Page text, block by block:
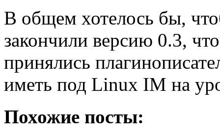
В общем хотелось бы,
закончили версию 0.3,
принялись
иметь под Linux IM на
Похожие посты: